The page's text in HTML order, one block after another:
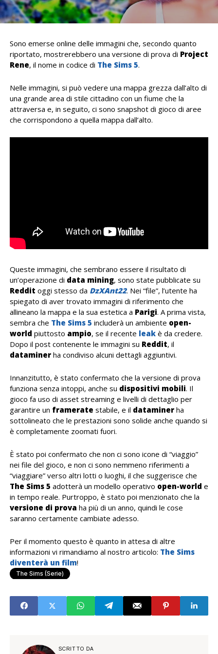
Sono emerse online delle immagini che, secondo quanto
riportato, mostrerebbero una versione di prova di Project
Rene, il nome in codice di The Sims 5.
Nelle immagini, si può vedere una mappa grezza dall’alto di
una grande area di stile cittadino con un fiume che la
attraversa e, in seguito, ci sono snapshot di gioco di aree
che corrispondono a quella mappa dall’alto.
Queste immagini, che sembrano essere il risultato di
un’operazione di data mining, sono state pubblicate su
Reddit oggi stesso da DzXAnt22. Nei “file”, l’utente ha
spiegato di aver trovato immagini di riferimento che
allineano la mappa e la sua estetica a Parigi. A prima vista,
sembra che The Sims 5 includerà un ambiente open-
world piuttosto ampio, se il recente leak è da credere.
Dopo il post contenente le immagini su Reddit, il
dataminer ha condiviso alcuni dettagli aggiuntivi.
Innanzitutto, è stato confermato che la versione di prova
funziona senza intoppi, anche su dispositivi mobili. Il
gioco fa uso di asset streaming e livelli di dettaglio per
garantire un framerate stabile, e il dataminer ha
sottolineato che le prestazioni sono solide anche quando si
è completamente zoomati fuori.
È stato poi confermato che non ci sono icone di “viaggio”
nei file del gioco, e non ci sono nemmeno riferimenti a
“viaggiare” verso altri lotti o luoghi, il che suggerisce che
The Sims 5 adotterà un modello operativo open-world e
in tempo reale. Purtroppo, è stato poi menzionato che la
versione di prova ha più di un anno, quindi le cose
saranno certamente cambiate adesso.
Per il momento questo è quanto in attesa di altre
informazioni vi rimandiamo al nostro articolo: The Sims
diventerà un film!
The Sims (serie)
SCRITTO DA